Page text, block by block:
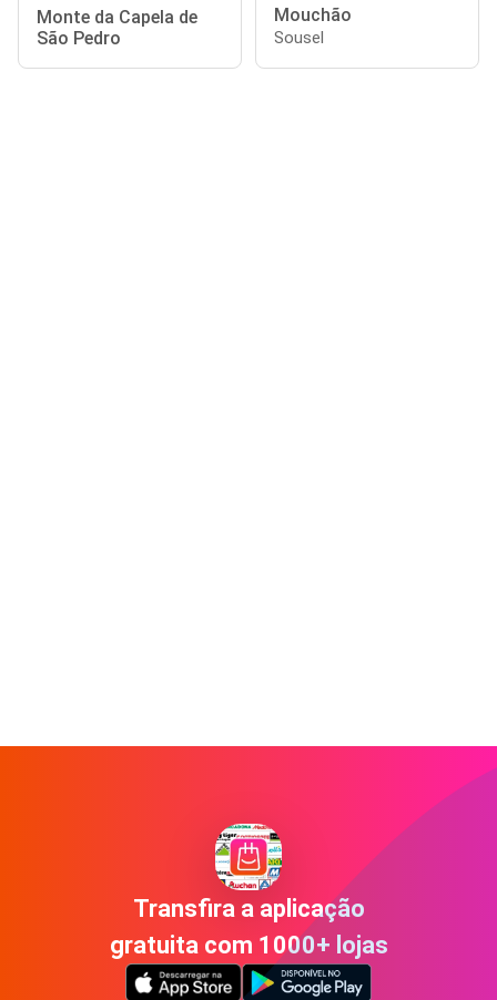
Monte da Capela de
São Pedro
Mouchão
Sousel
Transfira a aplicação
gratuita com 1000+ lojas